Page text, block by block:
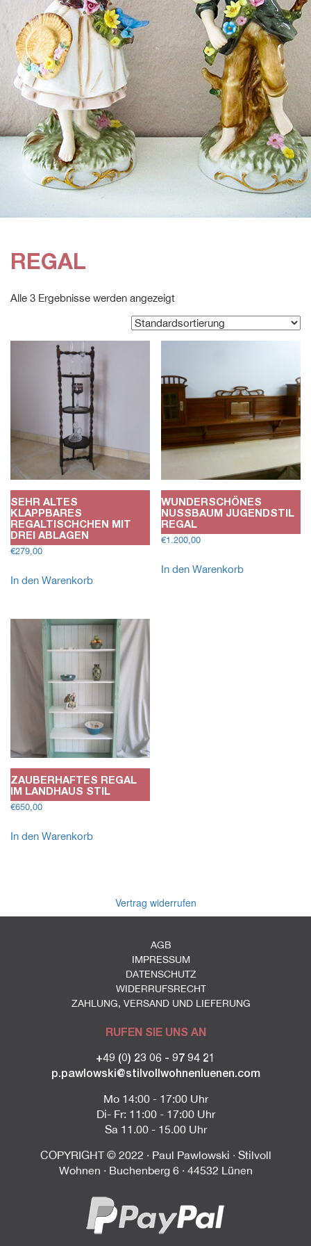
REGAL
Alle 3 Ergebnisse werden angezeigt
SEHR ALTES
KLAPPBARES
REGALTISCHCHEN MIT
DREI ABLAGEN
€279,00
In den Warenkorb
WUNDERSCHÖNES
NUSSBAUM JUGENDSTIL R
EGAL
€1.200,00
In den Warenkorb
ZAUBERHAFTES REGAL
IM LANDHAUS STIL
€650,00
In den Warenkorb
Vertrag widerrufen
AGB
IMPRESSUM
DATENSCHUTZ
WIDERRUFSRECHT
ZAHLUNG, VERSAND UND LIEFERUNG
RUFEN SIE UNS AN
+49 (0) 23 06 - 97 94 21
p.pawlowski@stilvollwohnenluenen.com
Mo 14:00 - 17:00 Uhr
Di- Fr: 11:00 - 17:00 Uhr
Sa 11.00 - 15.00 Uhr
COPYRIGHT © 2022 · Paul Pawlowski · Stilvoll
Wohnen · Buchenberg 6 · 44532 Lünen